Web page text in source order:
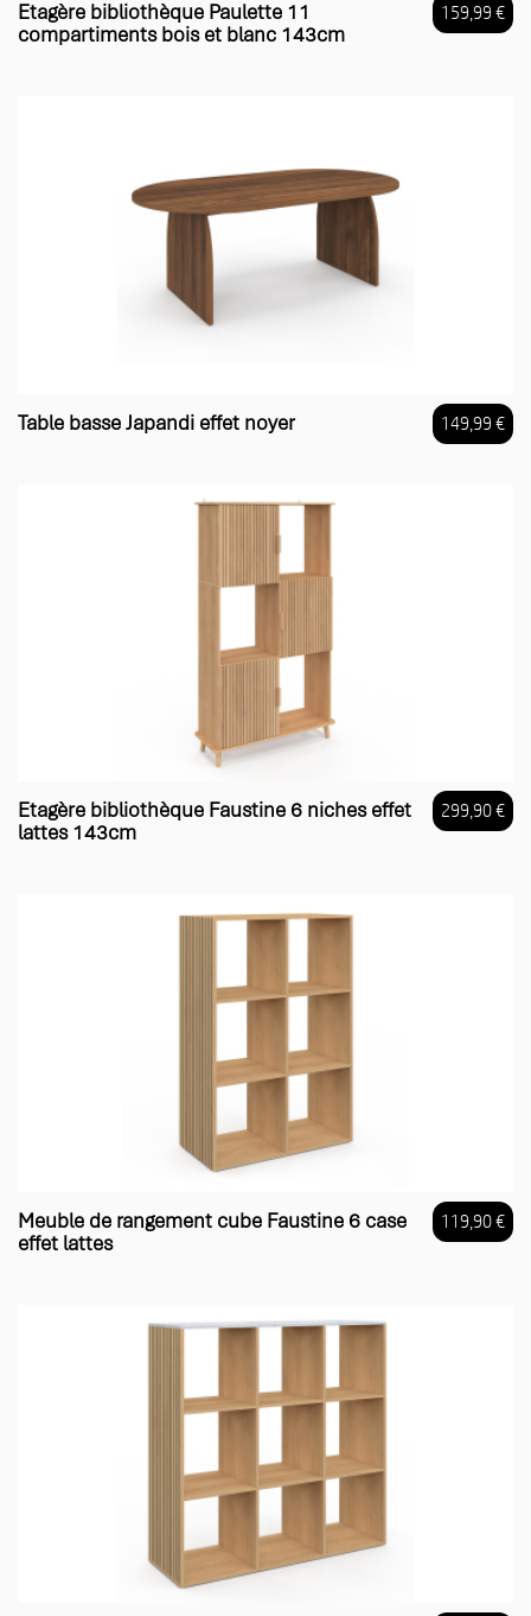
Etagère bibliothèque Paulette 11
compartiments bois et blanc 143cm
Prix
159,99 €
Table basse Japandi effet noyer
Prix
149,99 €
Etagère bibliothèque Faustine 6 niches effet
lattes 143cm
299,90 €
Meuble de rangement cube Faustine 6 case
effet lattes
119,90 €